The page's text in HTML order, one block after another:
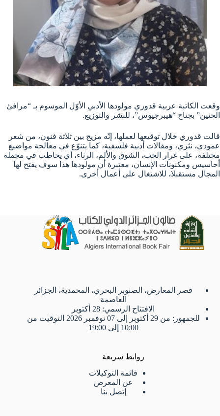
وقعت الكاتبة عربية قدوري مولودها الأدبي الأوّل الموسوم بـ “مرافئ
الحنين” بجناح “هيبرجيوس”، للنشر والتوزيع.
قالت قدوري خلال توقيعها لعملها، إنّه مزيج بين ثلاثة فنون، من شعر
عمودي، نثري، ومقالات أدبية فلسفية، كما يتنوّع في معالجة مواضيع
مختلفة، على غرار الحب، الشوق والألم، الرثاء، أي يخاطب في مجمله
أحاسيس ومكنونات الإنسان، معتبرة أن مولودها هذا سوف يفتح لها
المجال مستقبلا، للاشتغال على أعمال أخرى.
قصر المعارض، الصنوبر البحري، المحمدية، الجزائر
العاصمة
الافتتاح الرسمي: 28 أكتوبر
للجمهور: من 29 أكتوبر إلى 07 نوفمبر 2026 التوقيت من
10:00 إلى 19:00
روابط سريعة
قائمة التوكيلات
عن المعرض
إتصل بنا